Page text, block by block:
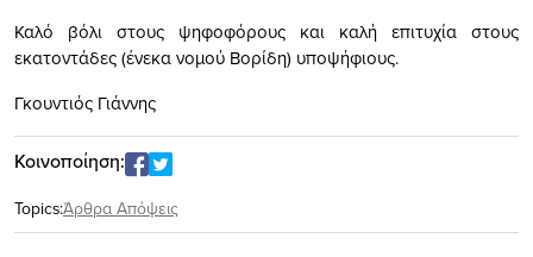
Καλό βόλι στους ψηφοφόρους και καλή επιτυχία στους
εκατοντάδες (ένεκα νομού Βορίδη) υποψήφιους.
Γκουντιός Γιάννης
Κοινοποίηση:
Topics:Άρθρα Απόψεις